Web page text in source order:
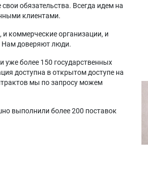
обязательства. Всегда идем на
клиентами.
коммерческие организации, и
Нам доверяют люди.
уже более 150 государственных
доступна в открытом доступе на
мы по запросу можем
выполнили более 200 поставок